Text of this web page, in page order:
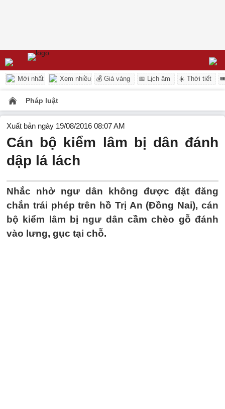
Mới nhất Xem nhiều 💰 Giá vàng 📅 Lịch âm ☀️ Thời tiết
Pháp luật
Xuất bản ngày 19/08/2016 08:07 AM
Cán bộ kiểm lâm bị dân đánh
dập lá lách
Nhắc nhở ngư dân không được đặt đăng
chắn trái phép trên hồ Trị An (Đồng Nai), cán
bộ kiểm lâm bị ngư dân cầm chèo gỗ đánh
vào lưng, gục tại chỗ.